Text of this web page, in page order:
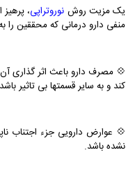
یک مزیت روش نوروتراپی،
منفی دارو درمانی که محققین را
💠 مصرف دارو باعث اثر گذاری
کند و به سایر قسمتها بی تاثیر
💠 عوارض دارویی جزء اجتناب
نشده باشد.